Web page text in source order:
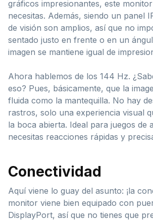
gráficos impresionantes, este
necesitas. Además, siendo un panel
de visión son amplios, así que no
sentado justo en frente o en un
imagen se mantiene igual de
Ahora hablemos de los 144 Hz.
eso? Pues, básicamente, que la
fluida como la mantequilla. No hay
rastros, solo una experiencia visual
la boca abierta. Ideal para juegos de
necesitas reacciones rápidas y
Conectividad
Aquí viene lo guay del asunto: ¡la
monitor viene bien equipado con
DisplayPort, así que no tienes que